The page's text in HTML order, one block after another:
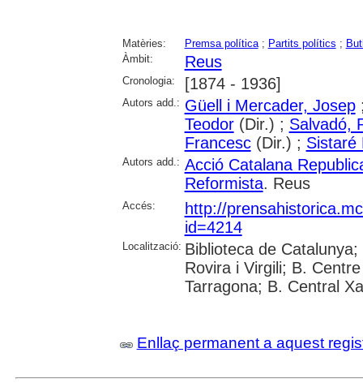
Matèries: Premsa política; Partits polítics ;
Àmbit:
Reus
Cronologia: [1874 - 1936]
Autors add.: Güell i Mercader, Josep
Teodor(Dir.) ; Salvadó,
Francesc(Dir.) ; Sistaré
Autors add.: Acció Catalana
Reformista. Reus
Accés:
http://
id=4214
Localització: Biblioteca de
Rovira i Virgili; B.
Tarragona; B. Central
Enllaç permanent a aquest